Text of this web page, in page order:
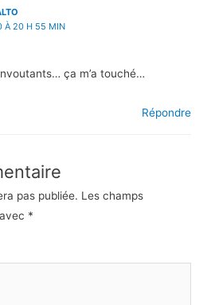
À 20 H 55 MIN
ça m’a touché…
Répondre
pas publiée. Les champs
*